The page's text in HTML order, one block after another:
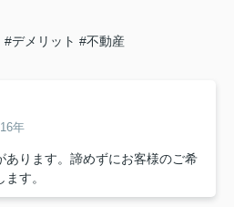
#デメリット #不動産
年
あります。諦めずにお客様のご希
す。